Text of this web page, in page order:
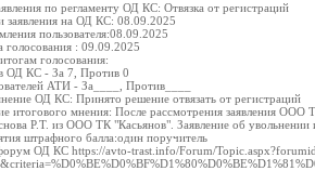
по регламенту ОД КС: Отвязка от регистраций
заявления на ОД КС: 08.09.2025
пользователя:08.09.2025
голосования : 09.09.2025
голосования:
ОД КС - За 7, Против 0
АТИ - За____, Против____
ОД КС: Принято решение отвязать от регистраций
итогового мнения: После рассмотрения заявления ООО
Р.Т. из ООО ТК "Касьянов". Заявление об увольнении
штрафного балла:один поручитель
ОД КС https://avto-trast.info/Forum/